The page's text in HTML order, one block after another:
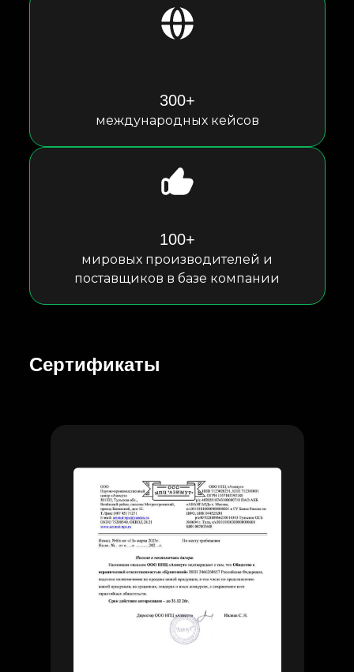
300+
международных кейсов
100+
мировых производителей и
поставщиков в базе компании
Сертификаты